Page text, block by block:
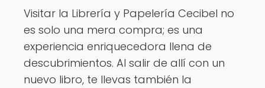
Visitar la Librería y Papelería Cecibel no
es solo una mera compra; es una
experiencia enriquecedora llena de
descubrimientos. Al salir de allí con un
nuevo libro, te llevas también la